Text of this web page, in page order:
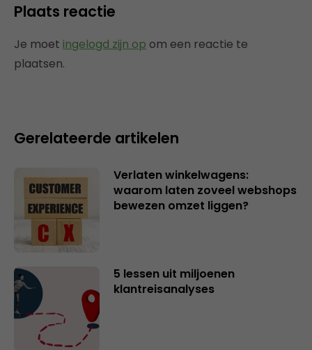
Plaats reactie
Je moet ingelogd zijn op om een reactie te
plaatsen.
Gerelateerde artikelen
Verlaten winkelwagens:
waarom laten zoveel webshops
bewezen omzet liggen?
5 lessen uit miljoenen
klantreisanalyses